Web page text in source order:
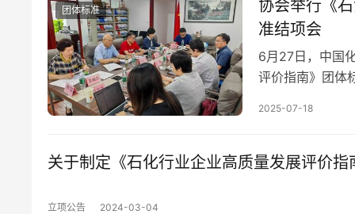
团体标准
协会举行《
准结项会
6月27日，中国
评价指南》团体
2025-07-18
关于制定《石化行业企业高质量发展评价
立项公告 2024-03-04